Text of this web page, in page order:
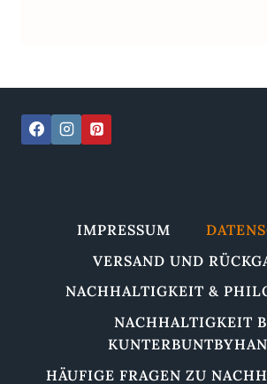
IMPRESSUM
VERSAND UND
NACHHALTIGKEIT &
NACHHALTIGKEIT
HÄUFIGE FRAGEN ZU